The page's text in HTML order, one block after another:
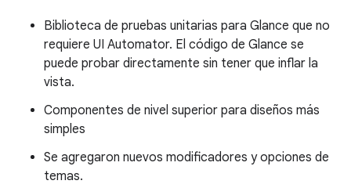
Biblioteca de pruebas unitarias para Glance que no
requiere UI Automator. El código de Glance se
puede probar directamente sin tener que inflar la
vista.
Componentes de nivel superior para diseños más
simples
Se agregaron nuevos modificadores y opciones de
temas.